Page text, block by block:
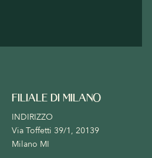
FILIALE DI MILANO
INDIRIZZO
Via Toffetti 39/1, 20139
Milano MI